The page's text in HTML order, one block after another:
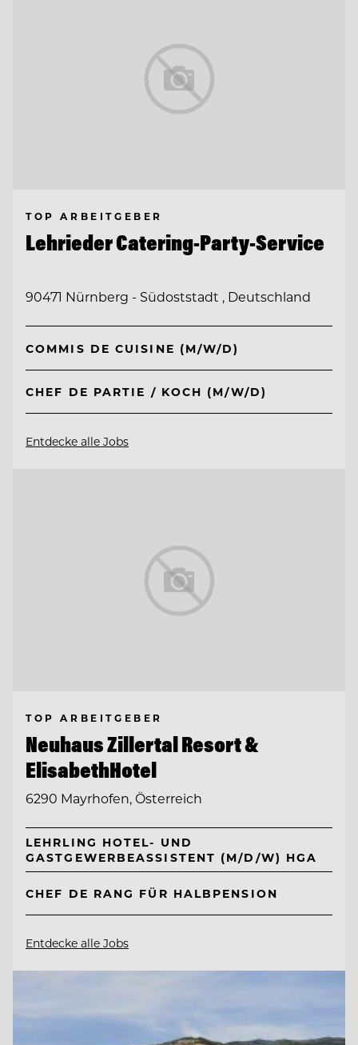
TOP ARBEITGEBER
Lehrieder Catering-Party-Service
90471 Nürnberg - Südoststadt , Deutschland
COMMIS DE CUISINE (M/W/D)
CHEF DE PARTIE / KOCH (M/W/D)
Entdecke alle Jobs
TOP ARBEITGEBER
Neuhaus Zillertal Resort &
ElisabethHotel
6290 Mayrhofen, Österreich
LEHRLING HOTEL- UND
GASTGEWERBEASSISTENT (M/D/W) HGA
CHEF DE RANG FÜR HALBPENSION
Entdecke alle Jobs